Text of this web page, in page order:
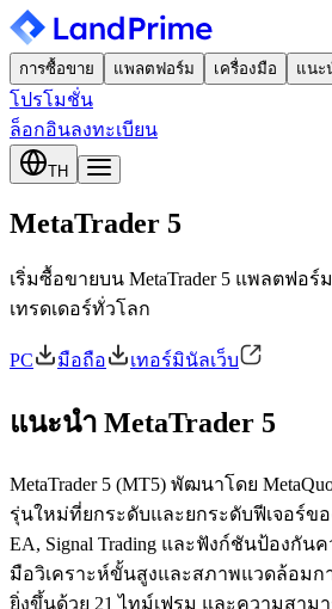
การซื้อขาย แพลตฟอร์ม เครื่องมือ แนะ
โปรโมชั่น
ล็อกอินลงทะเบียน
TH
MetaTrader 5
เริ่มซื้อขายบน MetaTrader 5 แพลตฟอ
เทรดเดอร์ทั่วโลก
PC มือถือ เทอร์มินัลเว็บ
แนะนำ MetaTrader 5
MetaTrader 5 (MT5) พัฒนาโดย
รุ่นใหม่ที่ยกระดับและยกระดับฟีเจอร์ขอ
EA, Signal Trading และฟังก์ชันป้องกัน
มือวิเคราะห์ขั้นสูงและสภาพแวดล้อมก
ยิ่งขึ้นด้วย 21 ไทม์เฟรม และความสาม